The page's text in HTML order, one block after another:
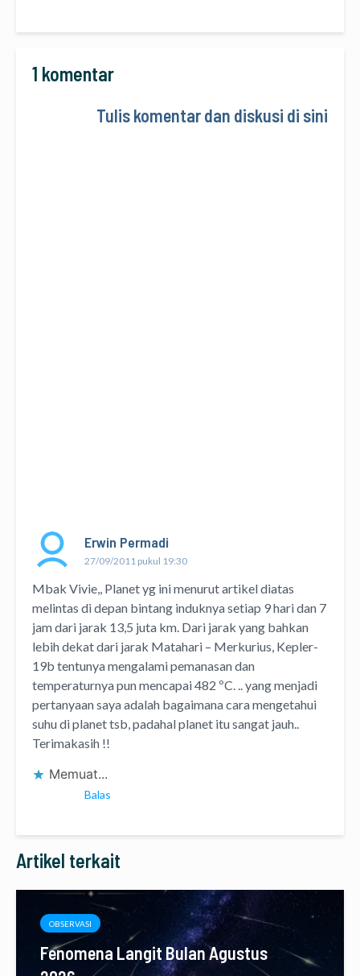
1 komentar
Tulis komentar dan diskusi di sini
Erwin Permadi
27/09/2011 pukul 19:30
Mbak Vivie,, Planet yg ini menurut artikel diatas
melintas di depan bintang induknya setiap 9 hari dan 7
jam dari jarak 13,5 juta km. Dari jarak yang bahkan
lebih dekat dari jarak Matahari – Merkurius, Kepler-
19b tentunya mengalami pemanasan dan
temperaturnya pun mencapai 482 ºC. .. yang menjadi
pertanyaan saya adalah bagaimana cara mengetahui
suhu di planet tsb, padahal planet itu sangat jauh..
Terimakasih !!
Memuat...
Balas
Artikel terkait
OBSERVASI
Fenomena Langit Bulan Agustus